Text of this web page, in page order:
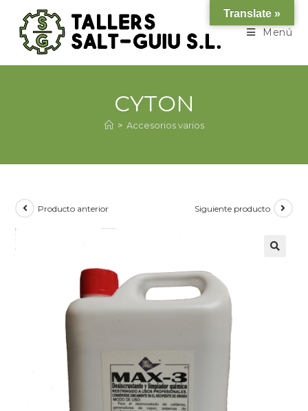
Menú
CYTON
> Accesorios varios
Producto anterior Siguiente producto
Translate »